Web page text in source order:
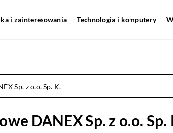
i zainteresowania Technologia i komputery
Sp. z o.o. Sp. K.
DANEX Sp. z o.o. Sp.